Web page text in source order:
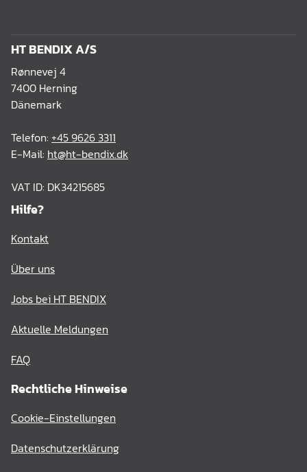
HT BENDIX A/S
Rønnevej 4
7400 Herning
Dänemark
Telefon: +45 9626 3311
E-Mail: ht@ht-bendix.dk
VAT ID: DK34215685
Hilfe?
Kontakt
Über uns
Jobs bei HT BENDIX
Aktuelle Meldungen
FAQ
Rechtliche Hinweise
Cookie-Einstellungen
Datenschutzerklärung